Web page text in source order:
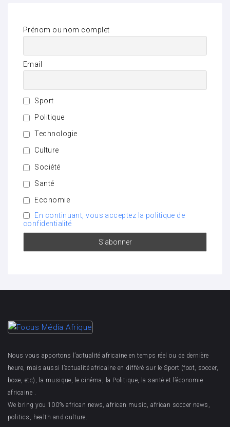
Prénom ou nom complet
Email
Sport
Politique
Technologie
Culture
Société
Santé
Economie
En continuant, vous acceptez la politique de
confidentialité
Nous vous apportons l’actualité africaine en temps réel ou de dernière
heure, mais aussi l’actualité africaine en différé sur le Sport (foot, soccer,
boxe, etc), la musique, le cinéma, la Politique, la santé et l’économie
africaine .
We bring you 100% african news, african music, african soccer news,
politics, health and culture.